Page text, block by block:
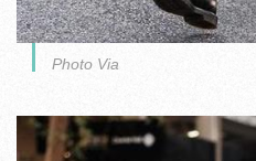
Photo Via